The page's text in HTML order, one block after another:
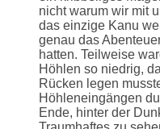
nicht warum wir mit
das einzige Kanu
genau das
hatten. Teilweise
Höhlen so niedrig,
Rücken legen
Höhleneingängen
Ende, hinter der